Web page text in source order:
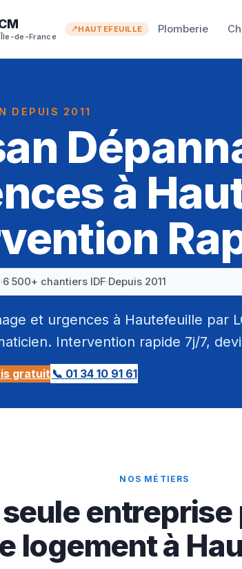
Île-de-France
HAUTEFEUILLE Plomberie
DEPUIS 2011
à
·6 500+ chantiers IDF·Depuis 2011
et urgences à Hautefeuille par
Intervention rapide 7j/7,
gratuit 📞 01 34 10 91 61
NOS MÉTIERS
seule
logement à